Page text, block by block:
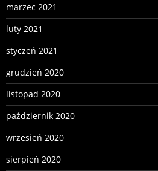
marzec 2021
luty 2021
styczeń 2021
grudzień 2020
listopad 2020
październik 2020
wrzesień 2020
sierpień 2020